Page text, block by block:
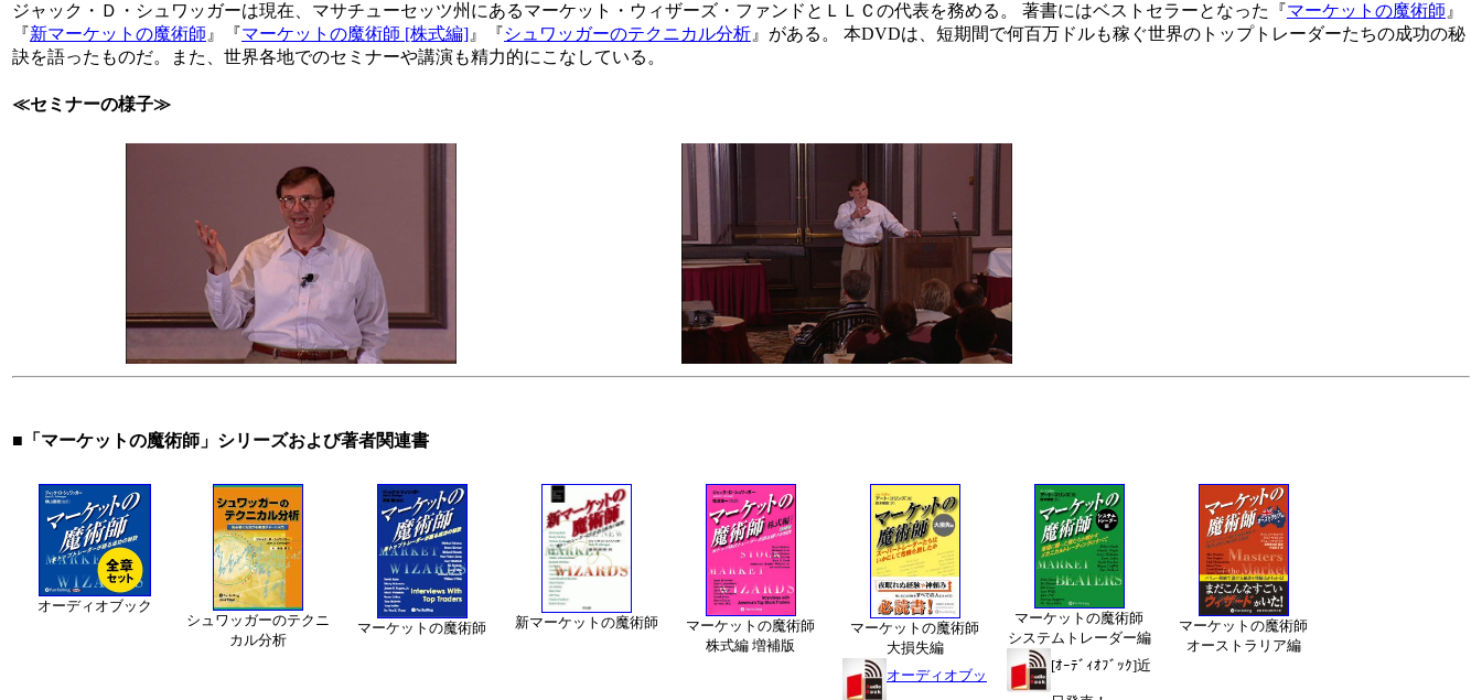
ジャック・Ｄ・シュワッガーは現在、マサチューセッツ州にあるマーケット・ウィザーズ・ファンドとＬＬＣの代表を務める。 著書にはベストセラーとなった『マーケットの魔術師 』
『新マーケットの魔術師 』『マーケットの魔術師 [株式編] 』『シュワッガーのテクニカル分析 』がある。 本DVDは、短期間で何百万ドルも稼ぐ世界のトップトレーダーたちの成功の秘
訣を語ったものだ。また、世界各地でのセミナーや講演も精力的にこなしている。
≪セミナーの様子≫
■「マーケットの魔術師」シリーズおよび著者関連書
オーディオブック
シュワッガーのテクニ
カル分析
マーケットの魔術師 新マーケットの魔術師
マーケットの魔術師
株式編 増補版
マーケットの魔術師
大損失編
オーディオブッ
マーケットの魔術師
システムトレーダー編
[ｵｰﾃﾞｨｵﾌﾞｯｸ]近
マーケットの魔術師
オーストラリア編